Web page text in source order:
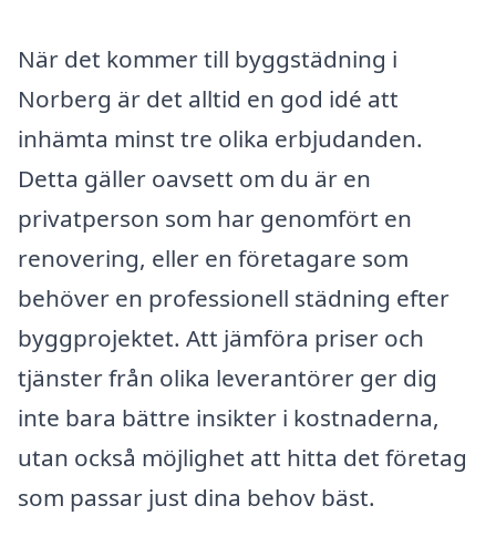
När det kommer till byggstädning i
Norberg är det alltid en god idé att
inhämta minst tre olika erbjudanden.
Detta gäller oavsett om du är en
privatperson som har genomfört en
renovering, eller en företagare som
behöver en professionell städning efter
byggprojektet. Att jämföra priser och
tjänster från olika leverantörer ger dig
inte bara bättre insikter i kostnaderna,
utan också möjlighet att hitta det företag
som passar just dina behov bäst.